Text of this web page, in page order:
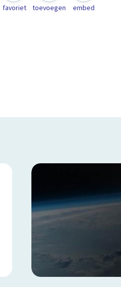
favoriet toevoegen embed